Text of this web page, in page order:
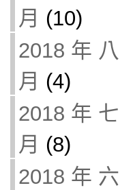
月 (10)
2018 年 八
月 (4)
2018 年 七
月 (8)
2018 年 六